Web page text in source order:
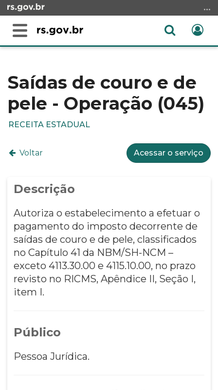
para
conteúdo
menu
para
Alterna
Abrir
conteúdo
Saídas de couro e de
pele - Operação (045)
RECEITA ESTADUAL
Voltar Acessar o serviço
Descrição
Autoriza o estabelecimento a efetuar o
pagamento do imposto decorrente de
saídas de couro e de pele, classificados
no Capítulo 41 da NBM/SH-NCM –
exceto 4113.30.00 e 4115.10.00, no prazo
revisto no RICMS, Apêndice II, Seção I,
item I.
Público
Pessoa Jurídica.